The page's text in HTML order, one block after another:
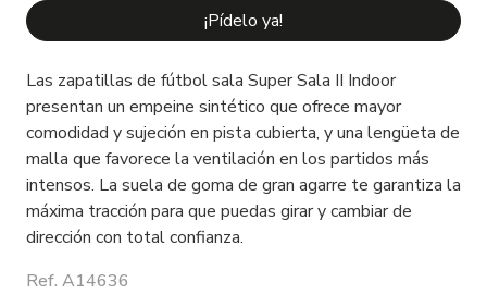
¡Pídelo ya!
Las zapatillas de fútbol sala Super Sala II Indoor
presentan un empeine sintético que ofrece mayor
comodidad y sujeción en pista cubierta, y una lengüeta de
malla que favorece la ventilación en los partidos más
intensos. La suela de goma de gran agarre te garantiza la
máxima tracción para que puedas girar y cambiar de
dirección con total confianza.
Ref. A14636